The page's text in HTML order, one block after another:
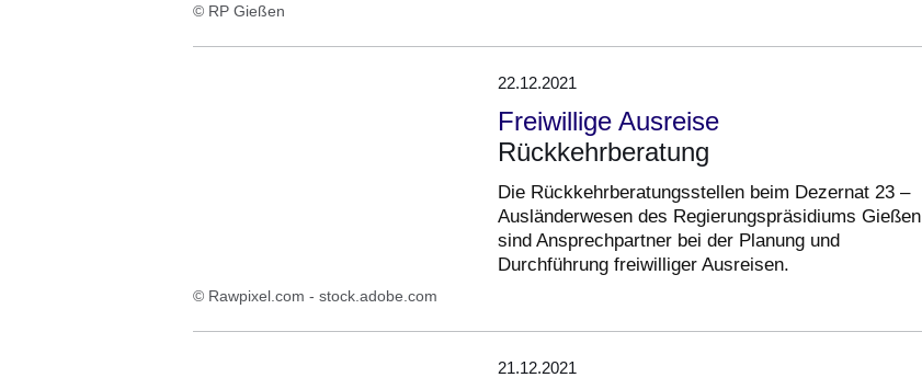
© RP Gießen
© Rawpixel.com - stock.adobe.com
22.12.2021
Freiwillige Ausreise
Rückkehrberatung
Die Rückkehrberatungsstellen beim Dezernat 23 –
Ausländerwesen des Regierungspräsidiums Gießen
sind Ansprechpartner bei der Planung und
Durchführung freiwilliger Ausreisen.
21.12.2021